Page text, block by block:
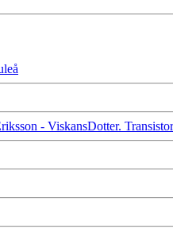
- ViskansDotter.